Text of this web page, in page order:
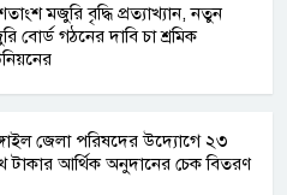
মজুরি বৃদ্ধি প্রত্যাখ্যান, নতুন
বোর্ড গঠনের দাবি চা শ্রমিক
জেলা পরিষদের উদ্যোগে ২৩
টাকার আর্থিক অনুদানের চেক বিতরণ